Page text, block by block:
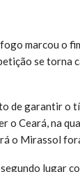
marcou o
se torna
de garantir o
o Ceará, na
o Mirassol
lugar